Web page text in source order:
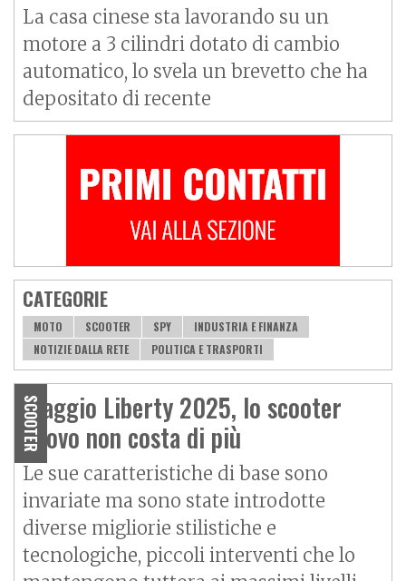
La casa cinese sta lavorando su un
motore a 3 cilindri dotato di cambio
automatico, lo svela un brevetto che ha
depositato di recente
CATEGORIE
MOTO SCOOTER SPY
INDUSTRIA E FINANZA
NOTIZIE DALLA RETE
POLITICA E TRASPORTI
SCOOTER
Piaggio Liberty 2025, lo scooter
nuovo non costa di più
Le sue caratteristiche di base sono
invariate ma sono state introdotte
diverse migliorie stilistiche e
tecnologiche, piccoli interventi che lo